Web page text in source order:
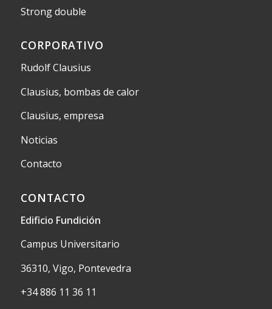
Strong double
CORPORATIVO
Rudolf Clausius
Clausius, bombas de calor
Clausius, empresa
Noticias
Contacto
CONTACTO
Edificio Fundición
Campus Universitario
36310, Vigo, Pontevedra
+34 886 11 36 11